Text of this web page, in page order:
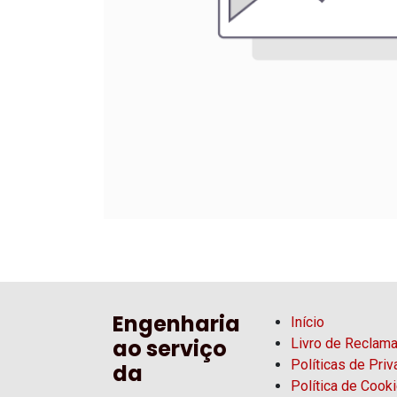
Engenharia
ao serviço
da
Início
Livro de
Políticas de
Política de